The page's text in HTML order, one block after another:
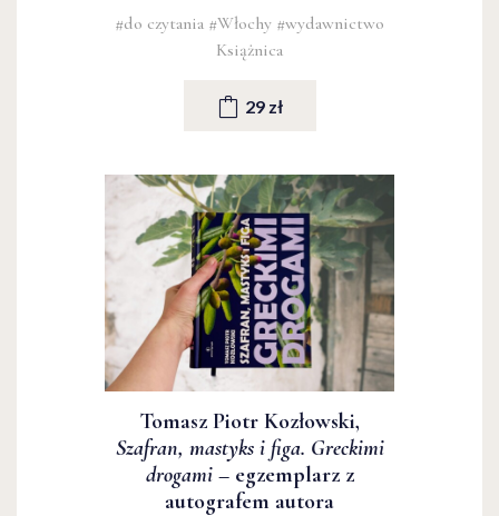
#do czytania #Włochy #wydawnictwo
Książnica
29 zł
Tomasz Piotr Kozłowski,
Szafran, mastyks i figa. Greckimi
drogami– egzemplarz z
autografem autora